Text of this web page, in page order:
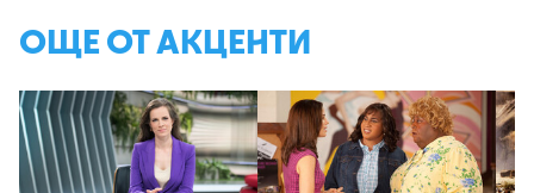
ОЩЕ ОТ АКЦЕНТИ